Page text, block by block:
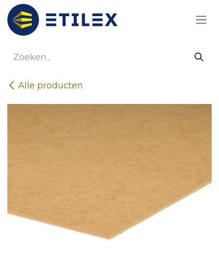
Overslaan naar inhoud
Alle producten